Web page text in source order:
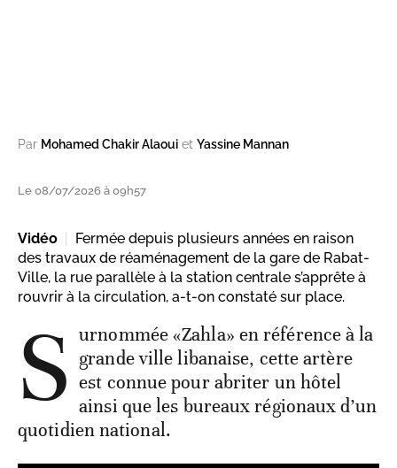
Par Mohamed Chakir Alaoui et Yassine Mannan
Le 08/07/2026 à 09h57
Vidéo
Fermée depuis plusieurs années en raison
des travaux de réaménagement de la gare de Rabat-
Ville, la rue parallèle à la station centrale s’apprête à
rouvrir à la circulation, a-t-on constaté sur place.
S urnommée «Zahla» en référence à la
grande ville libanaise, cette artère
est connue pour abriter un hôtel
ainsi que les bureaux régionaux d’un
quotidien national.